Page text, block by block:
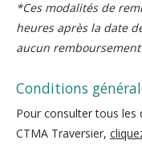
*Ces modalités de
heures après la date
aucun
Conditions
Pour consulter tous les
CTMA Traversier,